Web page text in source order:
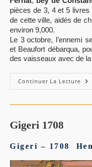
pièces de 3, 4 et 5
de cette ville, aidés de
environ 9,000.
Le 3 octobre, l’ennemi
et Beaufort débarqua,
des vaisseaux avec de
Continuer La Lecture
Gigeri 1708
Gigeri – 1708